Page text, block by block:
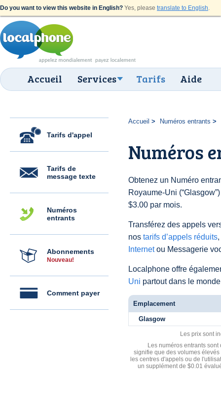
Do you want to view this website in English? Yes, please translate to English.
Accueil Services Tarifs Aide
Tarifs d'appel
Tarifs de
message texte
Numéros
entrants
Abonnements
Nouveau!
Comment payer
Accueil Numéros entrants
Numéros
Obtenez un Numéro
Royaume-Uni
$3.00 par mois.
Transférez des appels
nos tarifs d’appels réduits
Internetou Messagerie
Localphone offre
Uni partout dans le
Emplacement
Glasgow
Les prix sont
Les numéros entrants
signifie que des volumes
les centres d'appels ou de
un supplément de $0.01